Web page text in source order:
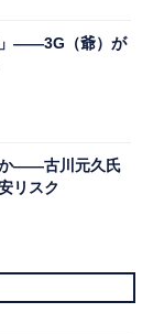
」――3G（爺）が
か――古川元久氏
リスク